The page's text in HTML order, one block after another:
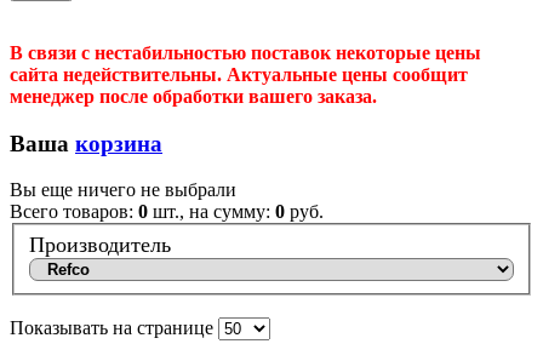
В связи с нестабильностью поставок некоторые цены
сайта недействительны. Актуальные цены сообщит
менеджер после обработки вашего заказа.
Ваша корзина
Вы еще ничего не выбрали
Всего товаров: 0 шт., на сумму: 0 руб.
Производитель
Показывать на странице